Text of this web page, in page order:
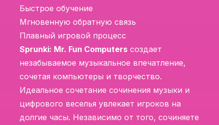
Быстрое обучение
Мгновенную обратную связь
Плавный игровой процесс
Sprunki: Mr. Fun Computers создает
незабываемое музыкальное впечатление,
сочетая компьютеры и творчество.
Идеальное сочетание сочинения музыки и
цифрового веселья увлекает игроков на
долгие часы. Независимо от того, сочиняете